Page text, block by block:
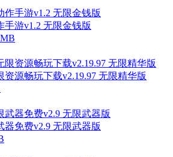
游v1.2 无限金钱版
源畅玩下载v2.19.97 无限精华版
免费v2.9 无限武器版